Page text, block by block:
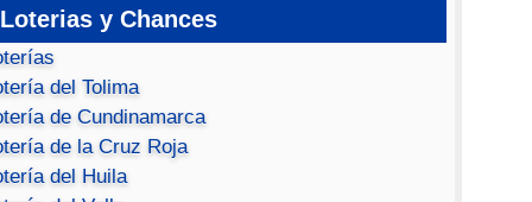
Loterias y Chances
del Tolima
de Cundinamarca
de la Cruz Roja
del Huila